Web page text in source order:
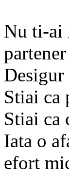
Nu ti-ai
Desigur
Stiai ca
Stiai ca
Iata o
efort